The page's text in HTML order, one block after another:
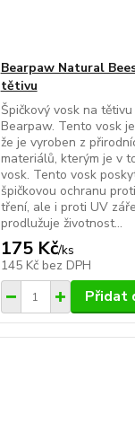
Bearpaw Natural
tětivu
Špičkový vosk na
Bearpaw. Tento vosk
že je vyroben z
materiálů, kterým je v
vosk. Tento vosk
špičkovou ochranu
tření, ale i proti UV
prodlužuje životnost...
175 Kč/ks
145 Kč bez DPH
Přidat